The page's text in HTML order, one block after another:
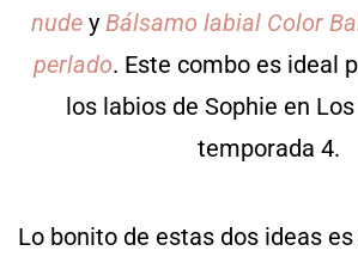
nude y Bálsamo labial Color
perlado. Este combo es ideal
los labios de Sophie en
temporada 4.
Lo bonito de estas dos ideas